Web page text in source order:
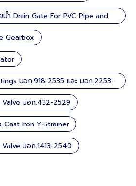
น้ำ Drain Gate For PVC Pipe and
Gearbox
มอก.918-2535 และ มอก.2253-
Valve มอก.432-2529
Cast Iron Y-Strainer
มอก.1413-2540